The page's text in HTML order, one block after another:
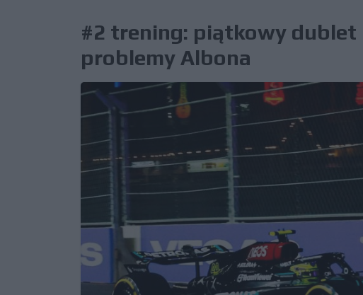
#2 trening: piątkowy dublet
problemy Albona